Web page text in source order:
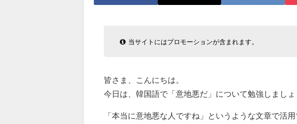
当サイトにはプロモーションが含まれます。
皆さま、こんにちは。
今日は、韓国語で「意地悪だ」について勉強しましょ
「本当に意地悪な人ですね」というような文章で活用